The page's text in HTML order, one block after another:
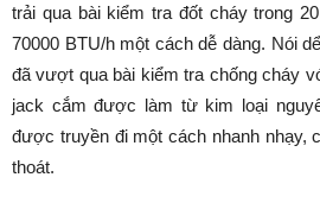
trải qua bài kiểm tra đốt cháy trong
70000 BTU/h một cách dễ dàng. Nói
đã vượt qua bài kiểm tra chống cháy
jack cắm được làm từ kim loại
được truyền đi một cách nhanh nhạy,
thoát.